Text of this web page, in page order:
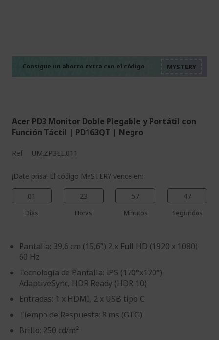
Consigue un ahorro extra con el código
Acer PD3 Monitor Doble Plegable y Portátil con
Función Táctil | PD163QT | Negro
Ref. UM.ZP3EE.011
¡Date prisa! El código MYSTERY vence en:
01
Dias
23
Horas
57
Minutos
46
Segundos
Pantalla: 39,6 cm (15,6") 2 x Full HD (1920 x 1080)
60 Hz
Tecnología de Pantalla: IPS (170°x170°)
AdaptiveSync, HDR Ready (HDR 10)
Entradas: 1 x HDMI, 2 x USB tipo C
Tiempo de Respuesta: 8 ms (GTG)
Brillo: 250 cd/m²